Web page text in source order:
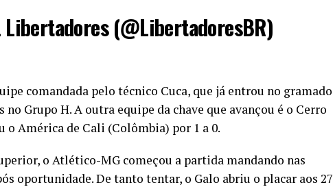
(@LibertadoresBR)
comandada pelo técnico Cuca, que já entrou no gramado
Grupo H. A outra equipe da chave que avançou é o Cerro
o América de Cali (Colômbia) por 1 a 0.
o Atlético-MG começou a partida mandando nas
oportunidade. De tanto tentar, o Galo abriu o placar aos 27